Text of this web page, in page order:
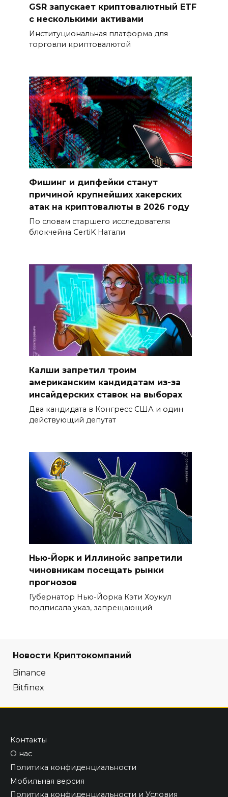
GSR запускает криптовалютный ETF
с несколькими активами
Институциональная платформа для
торговли криптовалютой
Фишинг и дипфейки станут
причиной крупнейших хакерских
атак на криптовалюты в 2026 году
По словам старшего исследователя
блокчейна CertiK Натали
Калши запретил троим
американским кандидатам из-за
инсайдерских ставок на выборах
Два кандидата в Конгресс США и один
действующий депутат
Нью-Йорк и Иллинойс запретили
чиновникам посещать рынки
прогнозов
Губернатор Нью-Йорка Кэти Хоукул
подписала указ, запрещающий
Новости Криптокомпаний
Binance
Bitfinex
Контакты
О нас
Политика конфиденциальности
Мобильная версия
Политика конфиденциальности и Условия